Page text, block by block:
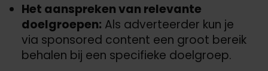
Het aanspreken van relevante
doelgroepen: Als adverteerder kun je
via sponsored content een groot bereik
behalen bij een specifieke doelgroep.